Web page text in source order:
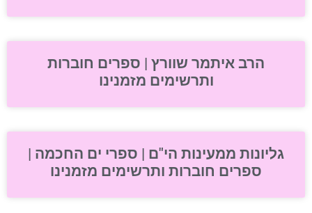
הרב איתמר שוורץ | ספרים חוברות
ותרשימים מזמנינו
גליונות ממעינות הי"ם | ספרי ים החכמה |
ספרים חוברות ותרשימים מזמנינו